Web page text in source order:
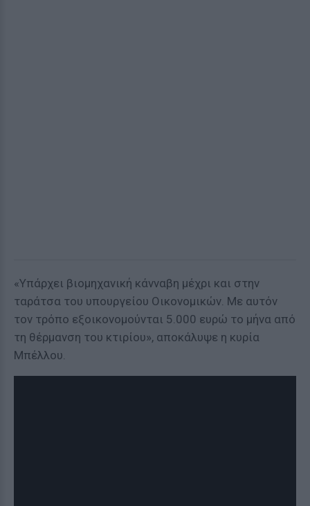
«Υπάρχει βιομηχανική κάνναβη μέχρι και στην
ταράτσα του υπουργείου Οικονομικών. Με αυτόν
τον τρόπο εξοικονομούνται 5.000 ευρώ το μήνα από
τη θέρμανση του κτιρίου», αποκάλυψε η κυρία
Μπέλλου.